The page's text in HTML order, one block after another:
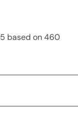
based on 460